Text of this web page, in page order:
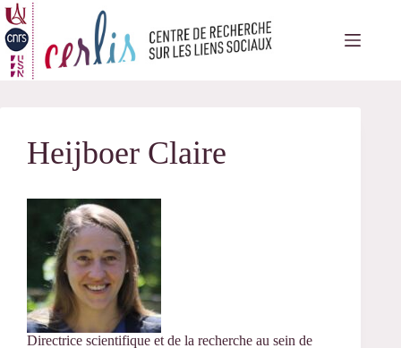
Passer
au
contenu
Heijboer Claire
Directrice scientifique et de la recherche au sein de